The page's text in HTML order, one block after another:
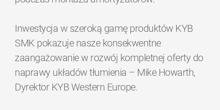
Inwestycja w szeroką gamę produktów KYB
SMK pokazuje nasze konsekwentne
zaangażowanie w rozwój kompletnej oferty do
naprawy układów tłumienia – Mike Howarth,
Dyrektor KYB Western Europe.